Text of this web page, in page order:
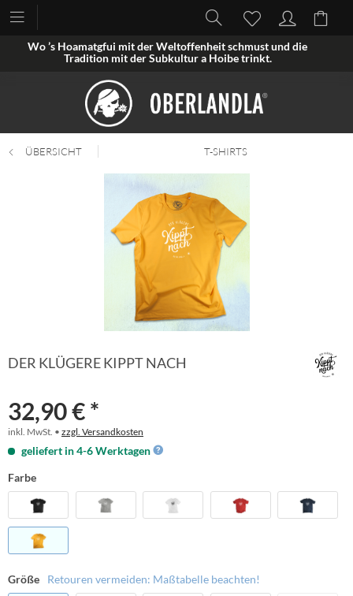
Wo ’s Hoamatgfui mit der Weltoffenheit schmust und die
Tradition mit der Subkultur a Hoibe trinkt.
ÜBERSICHT T-SHIRTS
DER KLÜGERE KIPPT NACH
32,90 € *
inkl. MwSt. • zzgl. Versandkosten
geliefert in 4-6 Werktagen
Farbe
Größe Retouren vermeiden: Maßtabelle beachten!